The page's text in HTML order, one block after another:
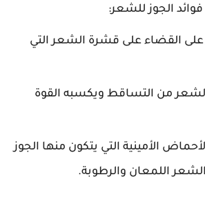
الجوز للشعر:
على القضاء على قشرة الشعر التي
من التساقط ويكسبه القوة
الأمينية التي يتكون منها الجوز
اللمعان والرطوبة.